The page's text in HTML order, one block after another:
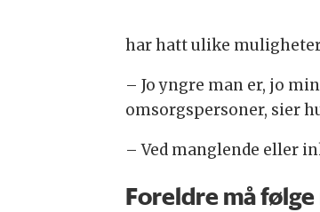
har hatt ulike
– Jo yngre man er, jo
omsorgspersoner, sier
– Ved manglende eller
Foreldre må følge